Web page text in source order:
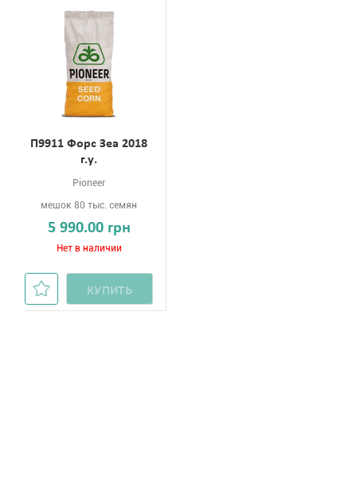
П9911 Форс Зеа 2018
г.у.
Pioneer
мешок 80 тыс. семян
5 990.00 грн
Нет в наличии
КУПИТЬ